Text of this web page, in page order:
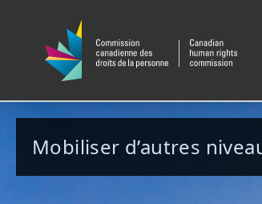
Mobiliser d’autres